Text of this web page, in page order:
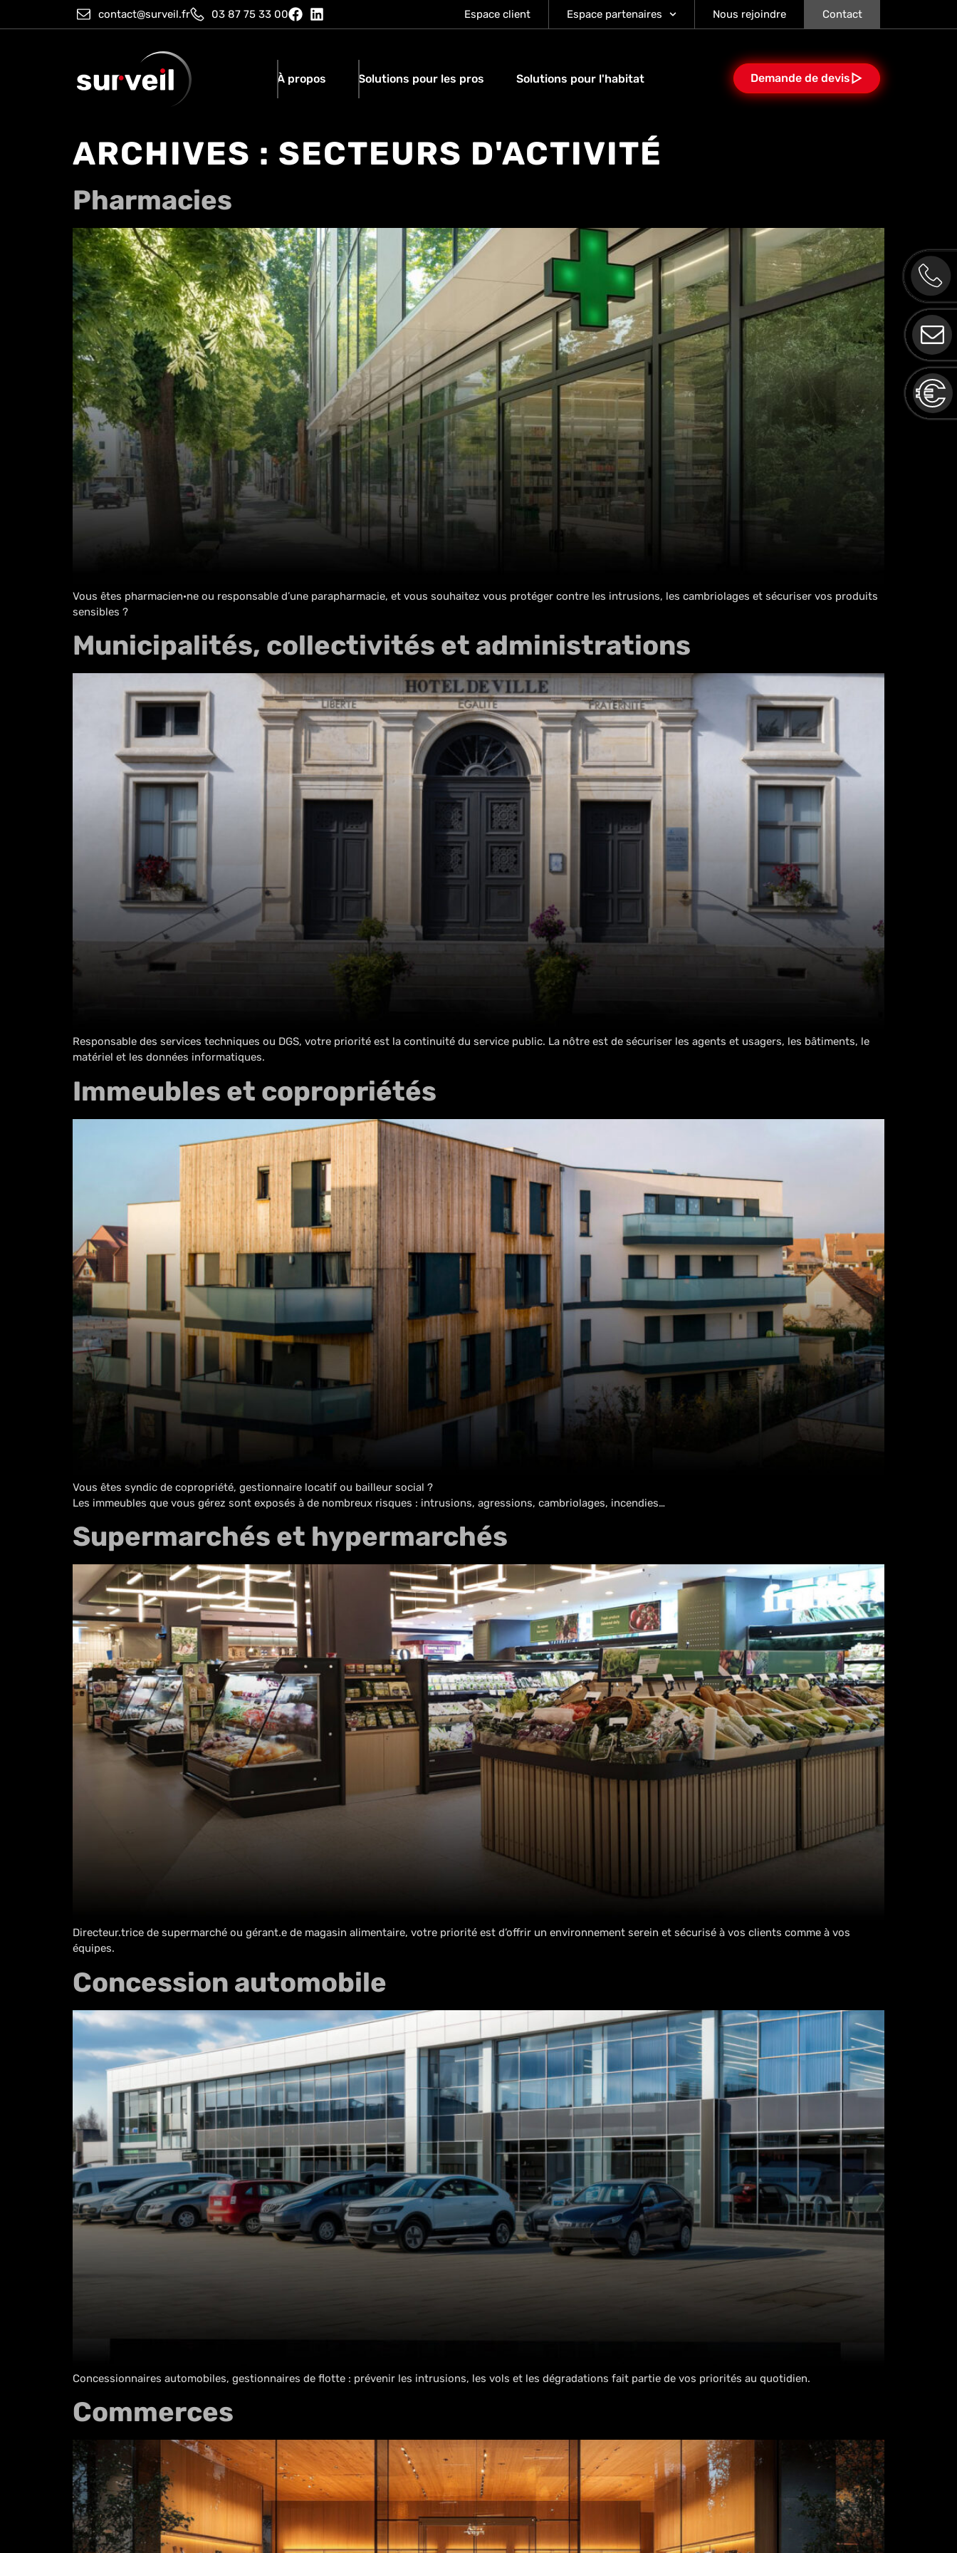
contact@surveil.fr 03 87 75 33 00 Espace client Espace partenaires Nous rejoindre Contact
À propos Solutions pour les pros Solutions pour l'habitat Demande de devis
ARCHIVES : SECTEURS D'ACTIVITÉ
Pharmacies
Vous êtes pharmacien·ne ou responsable d’une parapharmacie, et vous souhaitez vous protéger contre les intrusions, les cambriolages et sécuriser vos produits
sensibles ?
Municipalités, collectivités et administrations
Responsable des services techniques ou DGS, votre priorité est la continuité du service public. La nôtre est de sécuriser les agents et usagers, les bâtiments, le
matériel et les données informatiques.
Immeubles et copropriétés
Vous êtes syndic de copropriété, gestionnaire locatif ou bailleur social ?
Les immeubles que vous gérez sont exposés à de nombreux risques : intrusions, agressions, cambriolages, incendies…
Supermarchés et hypermarchés
Directeur.trice de supermarché ou gérant.e de magasin alimentaire, votre priorité est d’offrir un environnement serein et sécurisé à vos clients comme à vos
équipes.
Concession automobile
Concessionnaires automobiles, gestionnaires de flotte : prévenir les intrusions, les vols et les dégradations fait partie de vos priorités au quotidien.
Commerces